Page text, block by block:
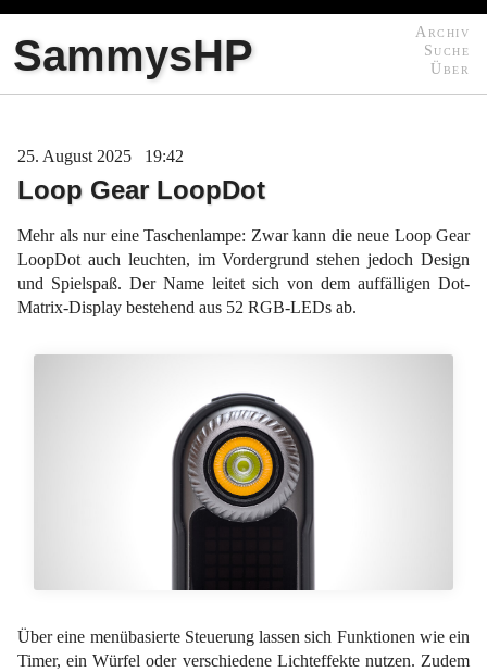
Archiv
Suche
Über
SammysHP
25 August 2025 19:42
Loop Gear LoopDot
Mehr als nur eine Taschenlampe: Zwar kann die neue Loop Gear
LoopDot auch leuchten, im Vordergrund stehen jedoch Design
und Spielspaß. Der Name leitet sich von dem auffälligen Dot-
Matrix-Display bestehend aus 52 RGB-LEDs ab.
Über eine menübasierte Steuerung lassen sich Funktionen wie ein
Timer, ein Würfel oder verschiedene Lichteffekte nutzen. Zudem